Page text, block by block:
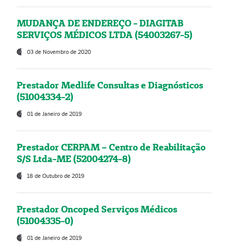
MUDANÇA DE ENDEREÇO - DIAGITAB
SERVIÇOS MÉDICOS LTDA (54003267-5)
03 de Novembro de 2020
Prestador Medlife Consultas e Diagnósticos
(51004334-2)
01 de Janeiro de 2019
Prestador CERPAM – Centro de Reabilitação
S/S Ltda-ME (52004274-8)
18 de Outubro de 2019
Prestador Oncoped Serviços Médicos
(51004335-0)
01 de Janeiro de 2019